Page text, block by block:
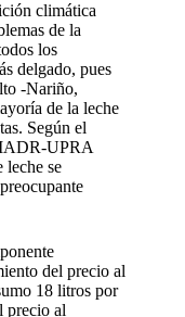
climática
de la
los
delgado, pues
-Nariño,
de la leche
Según el
UPRA
leche se
del precio al
18 litros por
precio al